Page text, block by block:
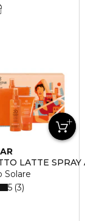
LATTE
Solare
5 3